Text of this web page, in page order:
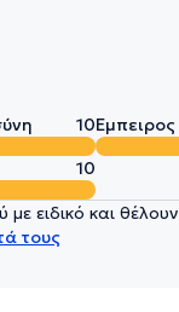
10
10
ειδικό και
τους